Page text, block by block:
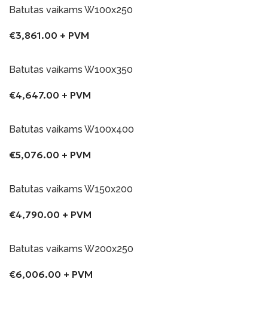
Batutas vaikams W100x250
€3,861.00 + PVM
Batutas vaikams W100x350
€4,647.00 + PVM
Batutas vaikams W100x400
€5,076.00 + PVM
Batutas vaikams W150x200
€4,790.00 + PVM
Batutas vaikams W200x250
€6,006.00 + PVM